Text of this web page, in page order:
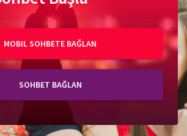
MOBIL SOHBETE BAĞLAN
SOHBET BAĞLAN